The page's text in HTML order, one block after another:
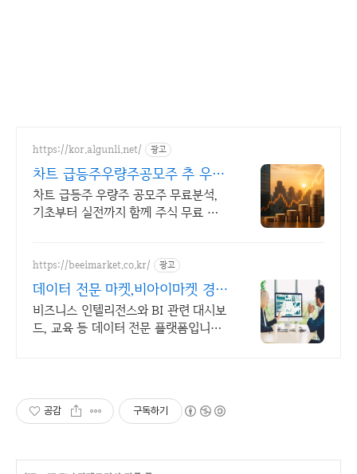
https://kor.algunli.net/ 광고
차트 급등주우량주공모주 추 우량
주 무료 공유
차트 급등주 우량주 공모주 무료분석,
기초부터 실전까지 함께 주식 무료 교
https://beeimarket.co.kr/ 광고
데이터 전문 마켓,비아이마켓 경영
정보시각화능력
비즈니스 인텔리전스와 BI 관련 대시보
드, 교육 등 데이터 전문 플랫폼입니다.
공감 구독하기